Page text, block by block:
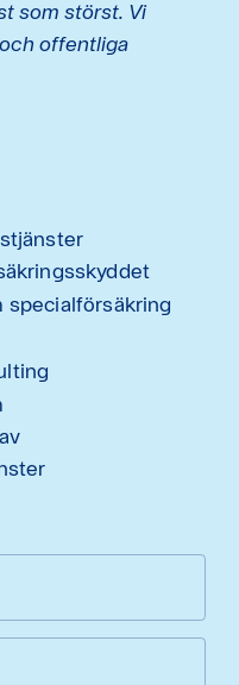
som störst. Vi
offentliga
specialförsäkring